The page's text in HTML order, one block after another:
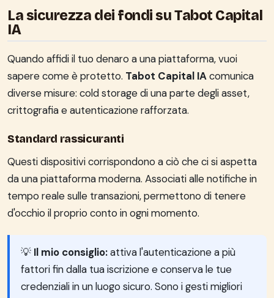
La sicurezza dei fondi su Tabot Capital
IA
Quando affidi il tuo denaro a una piattaforma, vuoi
sapere come è protetto. Tabot Capital IAcomunica
diverse misure: cold storage di una parte degli asset,
crittografia e autenticazione rafforzata.
Standard rassicuranti
Questi dispositivi corrispondono a ciò che ci si aspetta
da una piattaforma moderna. Associati alle notifiche in
tempo reale sulle transazioni, permettono di tenere
d'occhio il proprio conto in ogni momento.
💡 Il mio consiglio:attiva l'autenticazione a più
fattori fin dalla tua iscrizione e conserva le tue
credenziali in un luogo sicuro. Sono i gesti migliori